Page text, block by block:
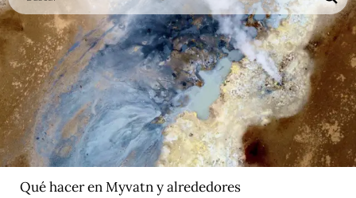
Qué hacer en Myvatn y alrededores